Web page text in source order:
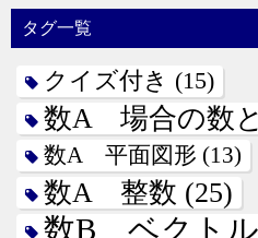
タグ一覧
クイズ付き (15)
数A 場合の数
数A 平面図形 (13)
数A 整数 (25)
数B ベクトル